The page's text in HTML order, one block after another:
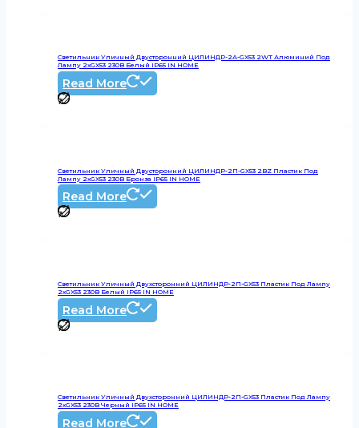
Светильник Уличный Двусторонний ЦИЛИНДР-2А-GX53 2WT Алюминий Под
Лампу 2хGX53 230B Белый IP65 IN HOME
Read More
Светильник Уличный Двусторонний ЦИЛИНДР-2П-GX53 2BZ Пластик Под
Лампу 2хGX53 230B Бронза IP65 IN HOME
Read More
Светильник Уличный Двухсторонний ЦИЛИНДР-2П-GX53 Пластик Под Лампу
2хGX53 230B Белый IP65 IN HOME
Read More
Светильник Уличный Двухсторонний ЦИЛИНДР-2П-GX53 Пластик Под Лампу
2хGX53 230B Черный IP65 IN HOME
Read More